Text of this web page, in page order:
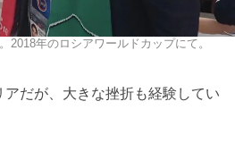
2018年のロシアワールドカップにて。
だが、大きな挫折も経験してい